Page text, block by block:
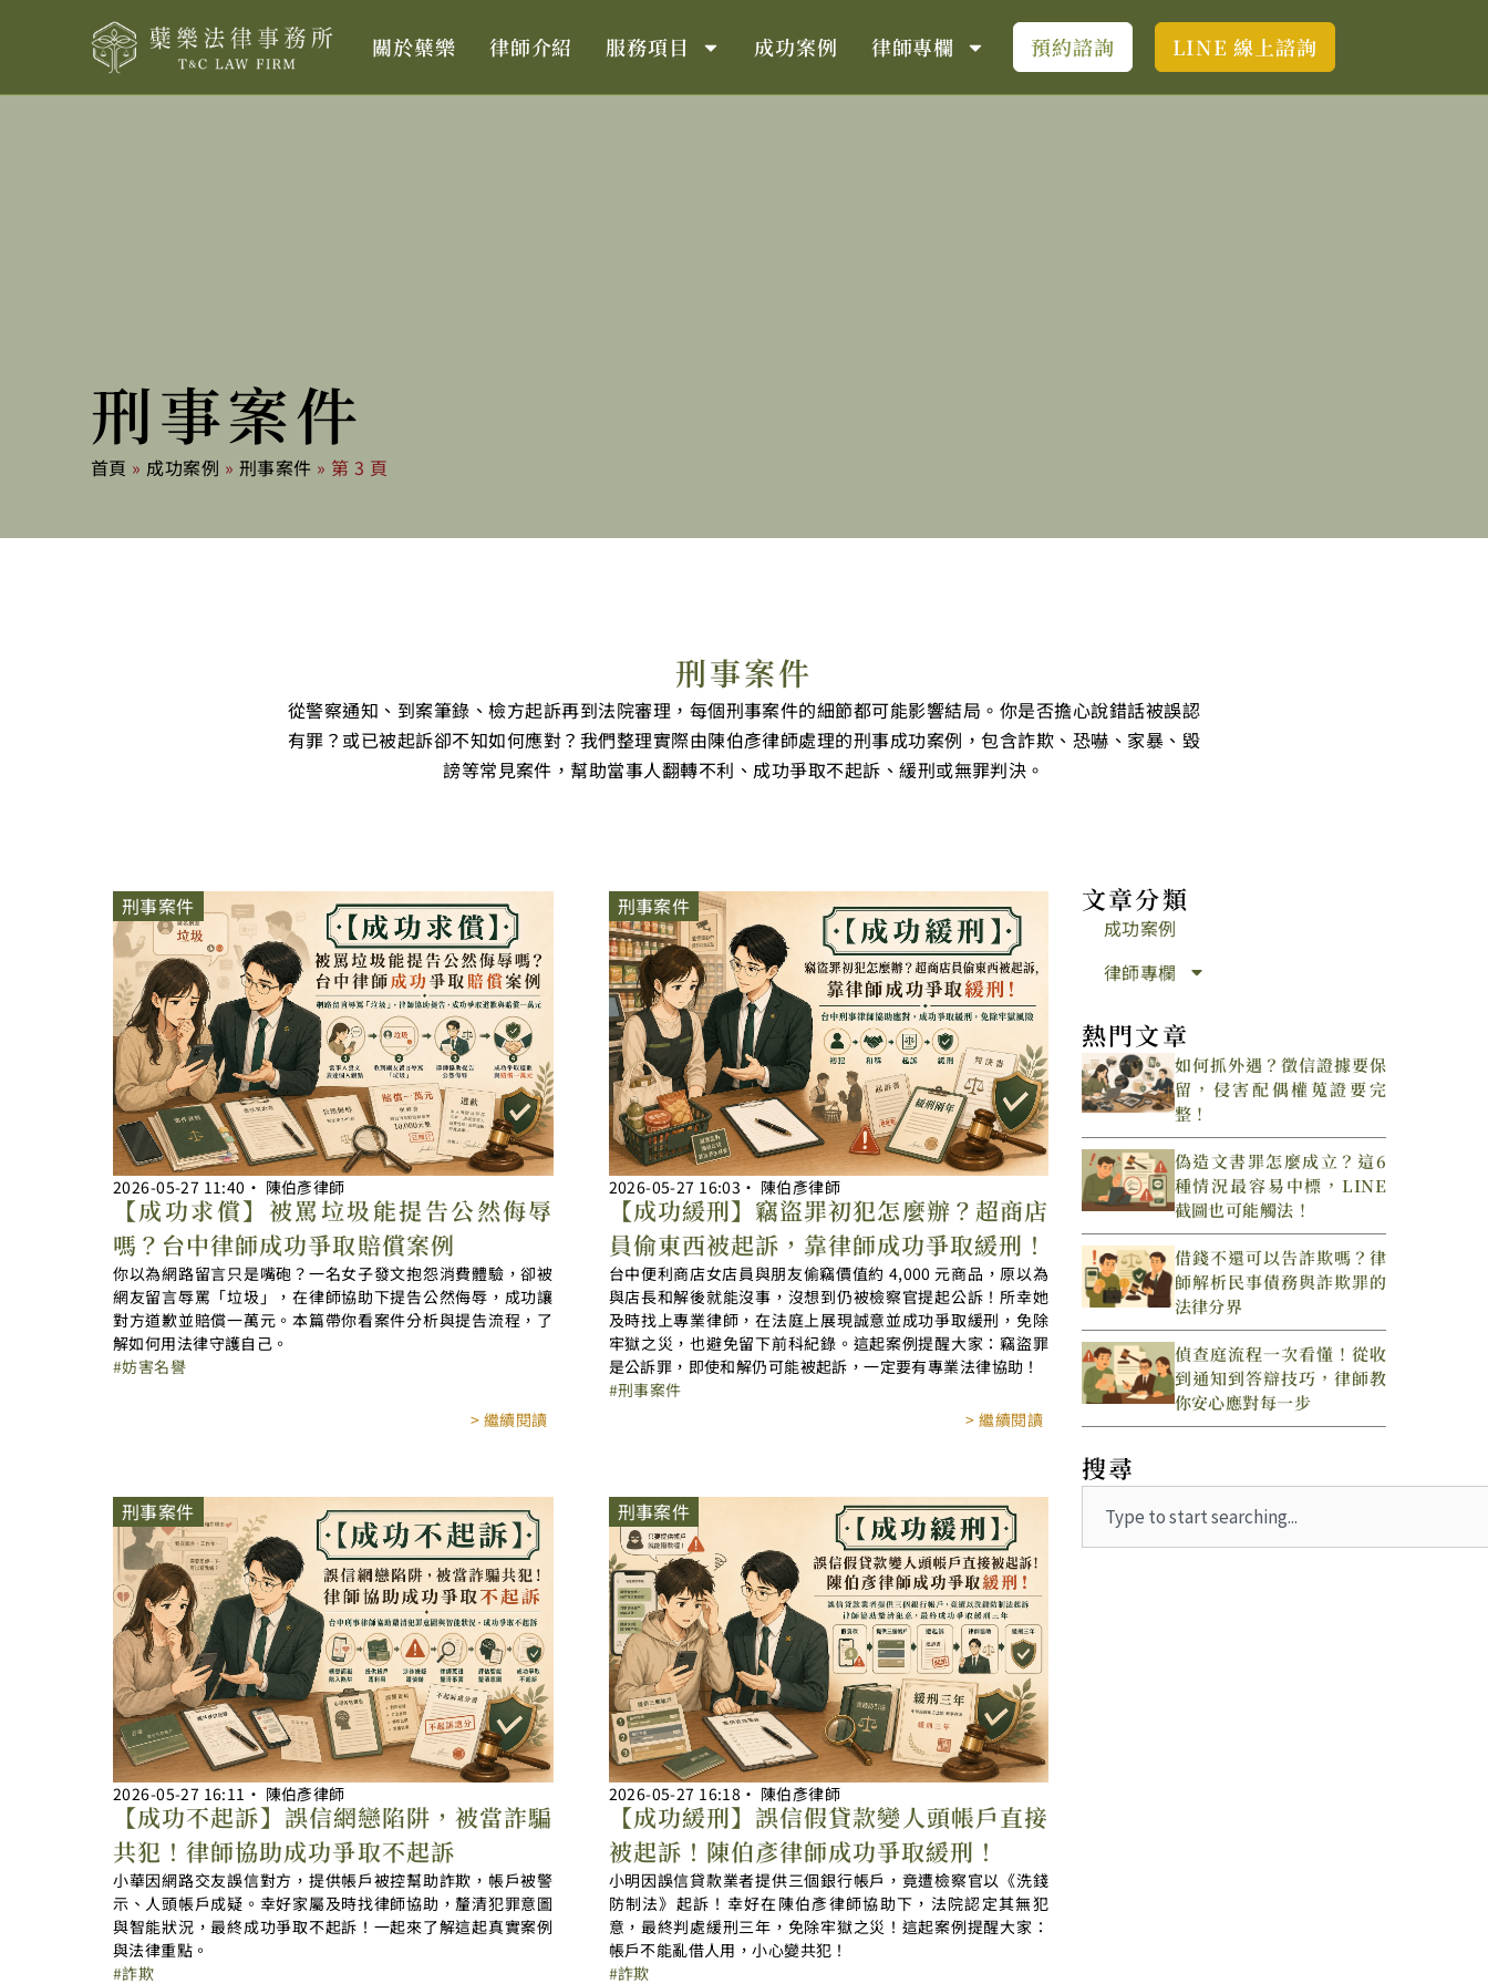
關於蘗樂 律師介紹 服務項目 成功案例 律師專欄 預約諮詢 LINE 線上諮詢
刑事案件
首頁 » 成功案例 » 刑事案件 » 第 3 頁
刑事案件
從警察通知、到案筆錄、檢方起訴再到法院審理，每個刑事案件的細節都可能影響結局。你是否擔心說錯話被誤認
有罪？或已被起訴卻不知如何應對？我們整理實際由陳伯彥律師處理的刑事成功案例，包含詐欺、恐嚇、家暴、毀
謗等常見案件，幫助當事人翻轉不利、成功爭取不起訴、緩刑或無罪判決。
刑事案件
2026-05-27 11:40 ‧ 陳伯彥律師
【成功求償】被罵垃圾能提告公然侮辱
嗎？台中律師成功爭取賠償案例
你以為網路留言只是嘴砲？一名女子發文抱怨消費體驗，卻被
網友留言辱罵「垃圾」，在律師協助下提告公然侮辱，成功讓
對方道歉並賠償一萬元。本篇帶你看案件分析與提告流程，了
解如何用法律守護自己。
妨害名譽
> 繼續閱讀
刑事案件
2026-05-27 16:03 ‧ 陳伯彥律師
【成功緩刑】竊盜罪初犯怎麼辦？超商店
員偷東西被起訴，靠律師成功爭取緩刑！
台中便利商店女店員與朋友偷竊價值約 4,000 元商品，原以為
與店長和解後就能沒事，沒想到仍被檢察官提起公訴！所幸她
及時找上專業律師，在法庭上展現誠意並成功爭取緩刑，免除
牢獄之災，也避免留下前科紀錄。這起案例提醒大家：竊盜罪
是公訴罪，即使和解仍可能被起訴，一定要有專業法律協助！
刑事案件
> 繼續閱讀
刑事案件
2026-05-27 16:11 ‧ 陳伯彥律師
【成功不起訴】誤信網戀陷阱，被當詐騙
共犯！律師協助成功爭取不起訴
小華因網路交友誤信對方，提供帳戶被控幫助詐欺，帳戶被警
示、人頭帳戶成疑。幸好家屬及時找律師協助，釐清犯罪意圖
與智能狀況，最終成功爭取不起訴！一起來了解這起真實案例
與法律重點。
詐欺
刑事案件
2026-05-27 16:18 ‧ 陳伯彥律師
【成功緩刑】誤信假貸款變人頭帳戶直接
被起訴！陳伯彥律師成功爭取緩刑！
小明因誤信貸款業者提供三個銀行帳戶，竟遭檢察官以《洗錢
防制法》起訴！幸好在陳伯彥律師協助下，法院認定其無犯
意，最終判處緩刑三年，免除牢獄之災！這起案例提醒大家：
帳戶不能亂借人用，小心變共犯！
詐欺
Page PagePage 文章分類
成功案例
律師專欄
熱門文章
如何抓外遇？徵信證據要保
留，侵害配偶權蒐證要完
整！
偽造文書罪怎麼成立？這6
種情況最容易中標，LINE
截圖也可能觸法！
借錢不還可以告詐欺嗎？律
師解析民事債務與詐欺罪的
法律分界
偵查庭流程一次看懂！從收
到通知到答辯技巧，律師教
你安心應對每一步
搜尋